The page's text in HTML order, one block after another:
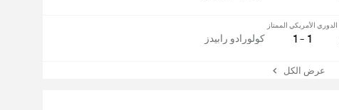
الدوري الأمريكي الممتاز
1 - 1 كولورادو رابيدز
عرض الكل